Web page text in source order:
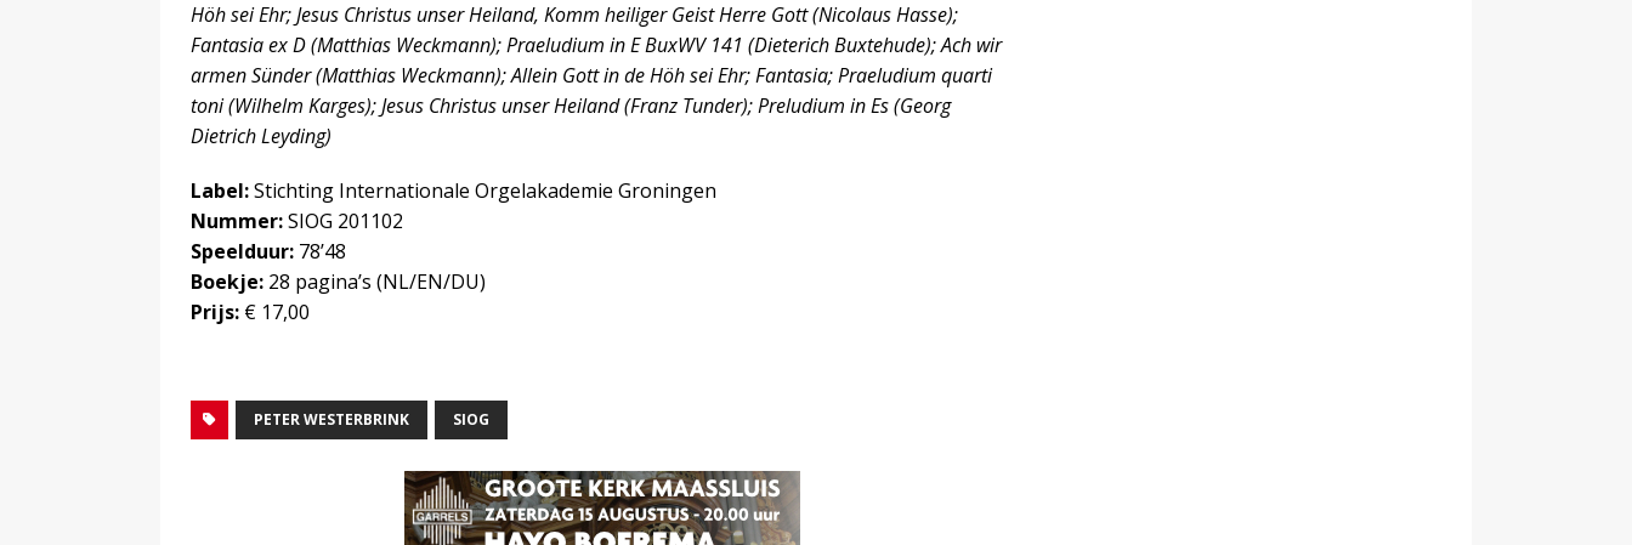
Höh sei Ehr; Jesus Christus unser Heiland, Komm heiliger Geist Herre Gott (Nicolaus Hasse);
Fantasia ex D (Matthias Weckmann); Praeludium in E BuxWV 141 (Dieterich Buxtehude); Ach wir
armen Sünder (Matthias Weckmann); Allein Gott in de Höh sei Ehr; Fantasia; Praeludium quarti
toni (Wilhelm Karges); Jesus Christus unser Heiland (Franz Tunder); Preludium in Es (Georg
Dietrich Leyding)
Label:Stichting Internationale Orgelakademie Groningen
Nummer:SIOG 201102
Speelduur: 78’48
Boekje: 28 pagina’s (NL/EN/DU)
Prijs: € 17,00
PETER WESTERBRINK SIOG